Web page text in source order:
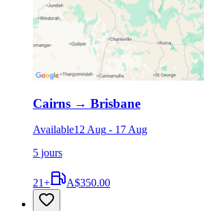
Cairns → Brisbane
Available12 Aug - 17 Aug
5 jours
21+ A$350.00